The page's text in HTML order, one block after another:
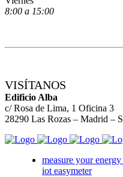
8:00 a 15:00
VISÍTANOS
Edificio Alba
c/ Rosa de Lima, 1 Oficina 3
28290 Las Rozas – Madrid –
measure your
iot easymeter